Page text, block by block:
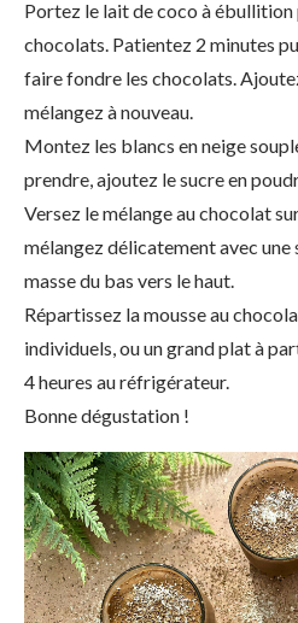
Portez le lait de coco à ébullition
chocolats. Patientez 2 minutes
faire fondre les chocolats.
mélangez à nouveau.
Montez les blancs en neige
prendre, ajoutez le sucre en
Versez le mélange au chocolat
mélangez délicatement avec une
masse du bas vers le haut.
Répartissez la mousse au
individuels, ou un grand plat à
4 heures au réfrigérateur.
Bonne dégustation !